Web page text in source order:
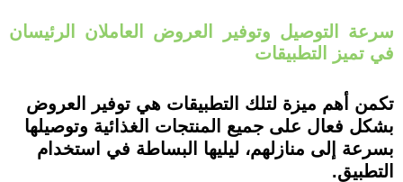
سرعة التوصيل وتوفير العروض العاملان الرئيسان
في تميز التطبيقات
تكمن أهم ميزة لتلك التطبيقات هي توفير العروض
بشكل فعال على جميع المنتجات الغذائية وتوصيلها
بسرعة إلى منازلهم، ليليها البساطة في استخدام
التطبيق.